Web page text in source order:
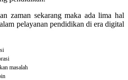
zaman sekarang maka ada lima hal
pelayanan pendidikan di era digital
masalah